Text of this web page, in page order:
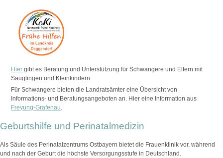
Hier gibt es Beratung und Unterstützung für Schwangere und Eltern mit
Säuglingen und Kleinkindern.
Für Schwangere bieten die Landratsämter eine Übersicht von
Informations- und Beratungsangeboten an. Hier eine Information aus
Freyung-Grafenau.
Geburtshilfe und Perinatalmedizin
Als Säule des Perinatalzentrums Ostbayern bietet die Frauenklinik vor, während
und nach der Geburt die höchste Versorgungsstufe in Deutschland.